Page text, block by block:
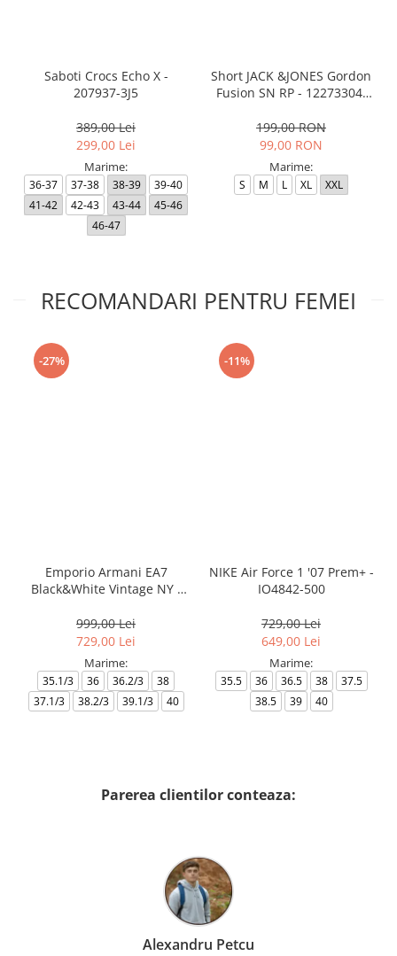
Saboti Crocs Echo X -
207937-3J5
389,00 Lei
299,00 Lei
Marime:
36-37 37-38 38-39
39-40
41-42
42-43 43-44
45-46
46-47
Short JACK &JONES Gordon
Fusion SN RP - 12273304-
199,00 RON
99,00 RON
Marime:
S M L XL XXL
RECOMANDARI PENTRU FEMEI
-27%
Emporio Armani EA7
Black&White Vintage NY -
999,00 Lei
729,00 Lei
Marime:
35.1/3 36 36.2/3
38
37.1/3
38.2/3 39.1/3 40
-11%
NIKE Air Force 1 '07 Prem+ -
IO4842-500
729,00 Lei
649,00 Lei
Marime:
35.5 36 36.5 38
37.5
38.5
39 40
Parerea clientilor conteaza:
Alexandru Petcu